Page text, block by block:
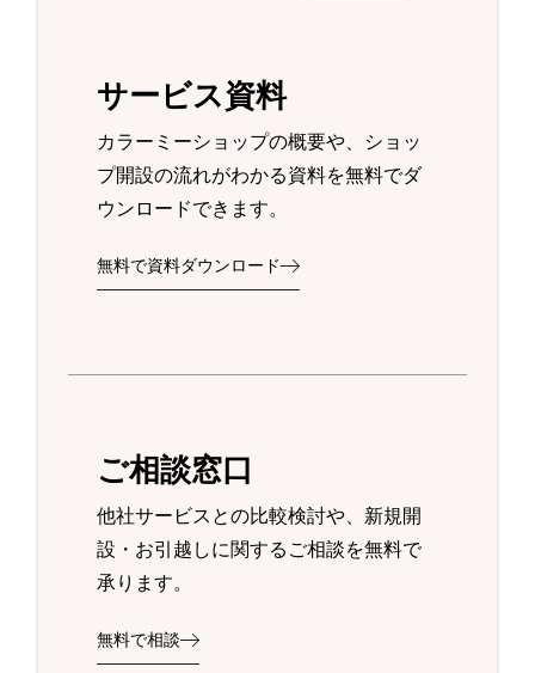
サービス資料
カラーミーショップの概要や、ショッ
プ開設の流れがわかる資料を無料でダ
ウンロードできます。
無料で資料ダウンロード
ご相談窓口
他社サービスとの比較検討や、新規開
設・お引越しに関するご相談を無料で
承ります。
無料で相談